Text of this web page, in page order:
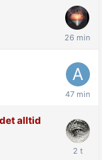
alltid